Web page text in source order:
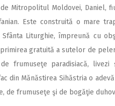
Mitropolitul Moldovei, Daniel,
Este construită o mare
Liturghie, împreună cu
gratuită a sutelor de
frumuseţe paradisiacă,
din Mănăstirea Sihăstria o
de frumuseţe şi de bogăţie